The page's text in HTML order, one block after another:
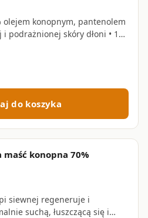
olejem konopnym, pantenolem
podrażnionej skóry dłoni • 100
do koszyka
maść konopna 70%
siewnej regeneruje i
suchą, łuszczącą się i